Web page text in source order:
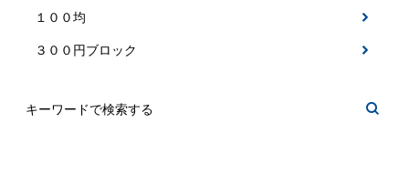
１００均
３００円ブロック